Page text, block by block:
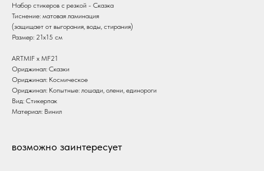
Набор стикеров с резкой - Сказка
Тиснение: матовая ламинация
(защищает от выгорания, воды, стирания)
Размер: 21х15 см
ARTMIF х MF21
Ориджинал: Сказки
Ориджинал: Космическое
Ориджинал: Копытные: лошади, олени, единороги
Вид: Стикерпак
Материал: Винил
возможно заинтересует